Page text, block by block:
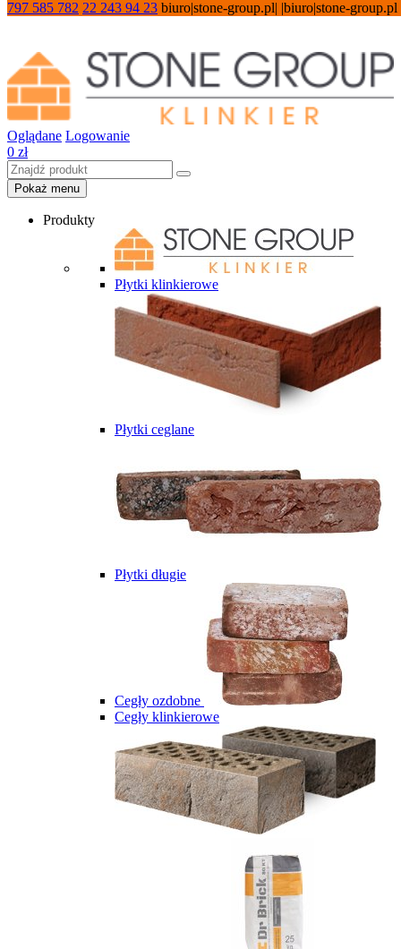
797 585 782 22 243 94 23 biuro|stone-group.pl| |biuro|stone-group.pl
Oglądane Logowanie
0 zł
Pokaż menu
Produkty
Płytki klinkierowe
Płytki ceglane
Płytki długie
Cegły ozdobne
Cegły klinkierowe